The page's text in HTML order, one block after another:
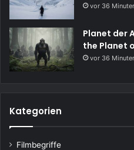
vor 36
Planet der
the Planet
vor 36
Kategorien
Filmbegriffe